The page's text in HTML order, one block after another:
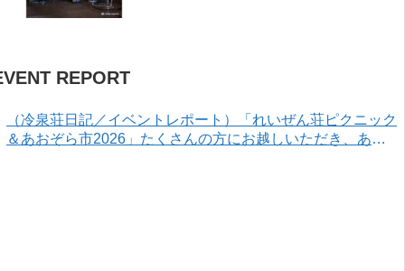
REPORT
（冷泉荘日記／イベントレポート）「れいぜん荘ピクニック
＆あおぞら市2026」たくさんの方にお越しいただき、あり